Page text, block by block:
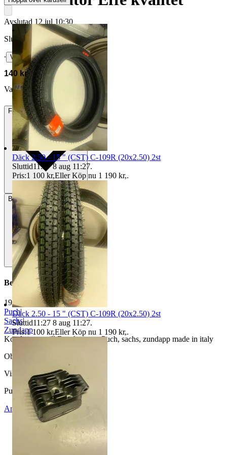
Avslutad 12 jul 10:30
Slutpris
∙ Visa bud
140 kr
Valtra6600 vann auktionen
Frakt22 kr Annat fraktsätt
Betalning Via Tradera
Beskrivning
1977
Puch|
Sachs|
Zundapp
Kondensator till Bosch passar Puch, sachs, zundapp made in italy
Objektnr
Visningar 231
Publicerad 29 jun 10:30
Anmäl Sälj liknande
Däck 2.50 - 15 " (CST) C-109R (20x2.50) 2st
Sluttid11:27 8 aug 11:27.
Pris:1 100 kr,Eller Köp nu 1 190 kr,.
Däck 2.50 - 15 " (CST) C-109R (20x2.50) 2st
Sluttid11:27 8 aug 11:27.
Pris:1 100 kr,Eller Köp nu 1 190 kr,.